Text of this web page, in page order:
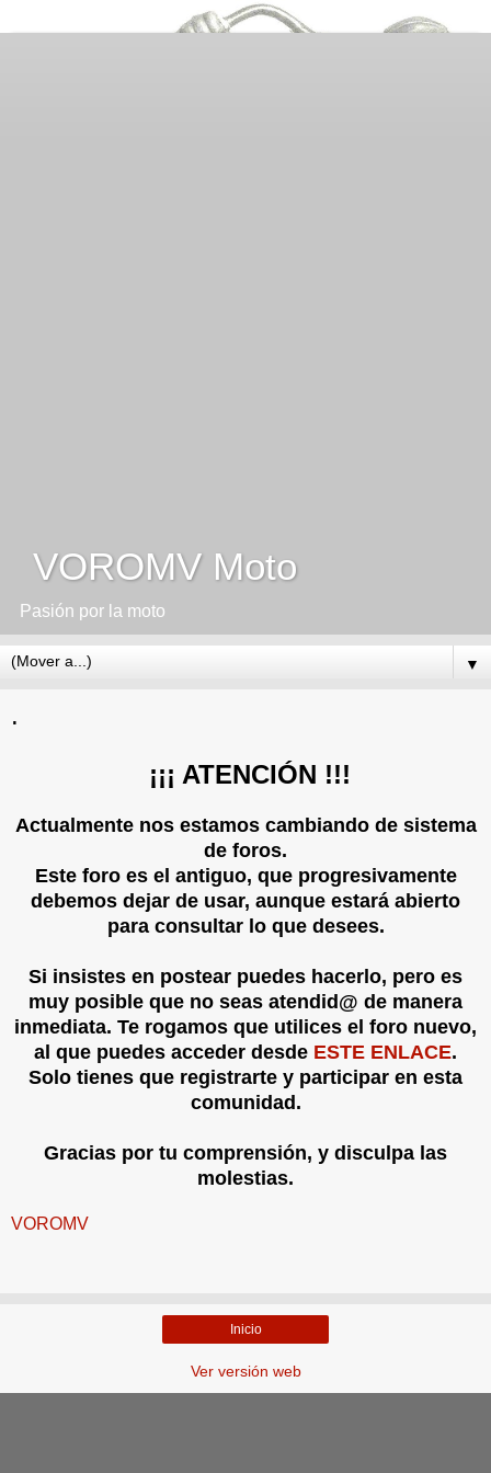
VOROMV Moto
Pasión por la moto
▼
.
¡¡¡ ATENCIÓN !!!
Actualmente nos estamos cambiando de sistema
de foros.
Este foro es el antiguo, que progresivamente
debemos dejar de usar, aunque estará abierto
para consultar lo que desees.
Si insistes en postear puedes hacerlo, pero es
muy posible que no seas atendid@ de manera
inmediata. Te rogamos que utilices el foro nuevo,
al que puedes acceder desde ESTE ENLACE.
Solo tienes que registrarte y participar en esta
comunidad.
Gracias por tu comprensión, y disculpa las
molestias.
VOROMV
Inicio
Ver versión web